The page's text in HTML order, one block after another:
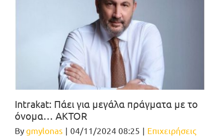
Intrakat: Πάει για μεγάλα πράγματα με το
όνομα… AKTOR
Bygmylonas | 04/11/2024 08:25 | Επιχειρήσεις